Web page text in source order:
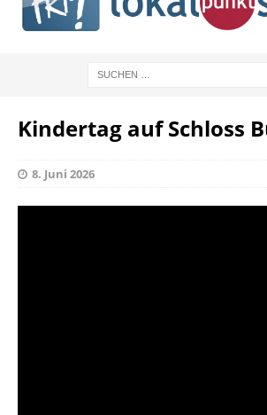
Kindertag auf Schloss
8. Juni 2026